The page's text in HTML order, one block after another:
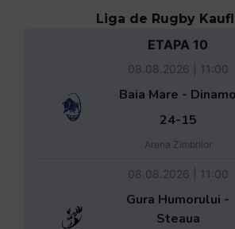
Liga de Rugby
ETAPA 10
08.08.2026 | 11:00
Baia Mare - Dinamo
24-15
Arena Zimbrilor
08.08.2026 | 11:00
Gura Humorului -
Steaua